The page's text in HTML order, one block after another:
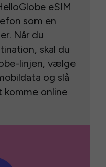
eSIM
som en
Når du
skal du
linjen, vælge
og slå
komme online